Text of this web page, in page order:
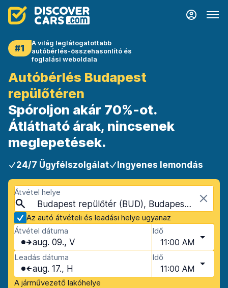
#1
A világ leglátogatottabb
autóbérlés-összehasonlító és
foglalási weboldala
Autóbérlés Budapest
repülőtéren
Spóroljon akár 70%-ot.
Átlátható árak, nincsenek
meglepetések.
24/7 Ügyfélszolgálat Ingyenes lemondás
Átvétel helye
Budapest repülőtér (BUD), Budapest, Magyarország
Az autó átvételi és leadási helye ugyanaz
Átvétel dátuma
aug. 09., V
Idő
11:00 AM
Leadás dátuma
aug. 17., H
Idő
11:00 AM
A járművezető lakóhelye